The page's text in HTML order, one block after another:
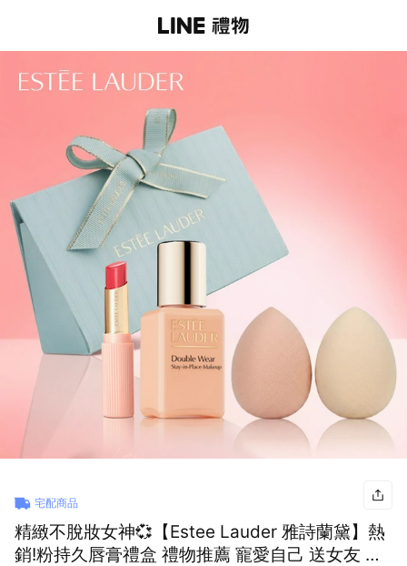
宅配商品
精緻不脫妝女神💞【Estee Lauder 雅詩蘭黛】熱
銷!粉持久唇膏禮盒 禮物推薦 寵愛自己 送女友 氣